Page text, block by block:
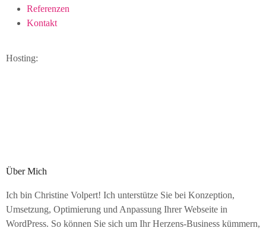
Referenzen
Kontakt
Hosting:
Über Mich
Ich bin Christine Volpert! Ich unterstütze Sie bei Konzeption,
Umsetzung, Optimierung und Anpassung Ihrer Webseite in
WordPress. So können Sie sich um Ihr Herzens-Business kümmern,